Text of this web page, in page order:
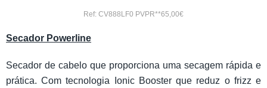
Ref: CV888LF0 PVPR**65,00€
Secador Powerline
Secador de cabelo que proporciona uma secagem rápida e
prática. Com tecnologia Ionic Booster que reduz o frizz e